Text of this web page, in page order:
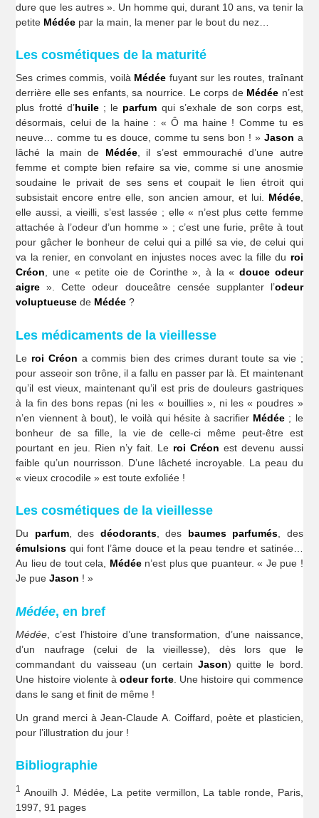
dure que les autres ». Un homme qui, durant 10 ans, va tenir la
petite Médée par la main, la mener par le bout du nez…
Les cosmétiques de la maturité
Ses crimes commis, voilà Médée fuyant sur les routes, traînant
derrière elle ses enfants, sa nourrice. Le corps de Médée n’est
plus frotté d’huile; le parfum qui s’exhale de son corps est,
désormais, celui de la haine : « Ô ma haine ! Comme tu es
neuve… comme tu es douce, comme tu sens bon ! » Jason a
lâché la main de Médée, il s’est emmouraché d’une autre
femme et compte bien refaire sa vie, comme si une anosmie
soudaine le privait de ses sens et coupait le lien étroit qui
subsistait encore entre elle, son ancien amour, et lui. Médée,
elle aussi, a vieilli, s’est lassée ; elle « n’est plus cette femme
attachée à l’odeur d’un homme » ; c’est une furie, prête à tout
pour gâcher le bonheur de celui qui a pillé sa vie, de celui qui
va la renier, en convolant en injustes noces avec la fille du roi
Créon, une « petite oie de Corinthe », à la « douce odeur
aigre ». Cette odeur douceâtre censée supplanter l’odeur
voluptueuse de Médée ?
Les médicaments de la vieillesse
Le roi Créon a commis bien des crimes durant toute sa vie ;
pour asseoir son trône, il a fallu en passer par là. Et maintenant
qu’il est vieux, maintenant qu’il est pris de douleurs gastriques
à la fin des bons repas (ni les « bouillies », ni les « poudres »
n’en viennent à bout), le voilà qui hésite à sacrifier Médée ; le
bonheur de sa fille, la vie de celle-ci même peut-être est
pourtant en jeu. Rien n’y fait. Le roi Créon est devenu aussi
faible qu’un nourrisson. D’une lâcheté incroyable. La peau du
« vieux crocodile » est toute exfoliée !
Les cosmétiques de la vieillesse
Du parfum, des déodorants, des baumes parfumés, des
émulsions qui font l’âme douce et la peau tendre et satinée…
Au lieu de tout cela, Médée n’est plus que puanteur. « Je pue !
Je pueJason ! »
Médée, en bref
Médée , c’est l’histoire d’une transformation, d’une naissance,
d’un naufrage (celui de la vieillesse), dès lors que le
commandant du vaisseau (un certain Jason) quitte le bord.
Une histoire violente à odeur forte . Une histoire qui commence
dans le sang et finit de même !
Un grand merci à Jean-Claude A. Coiffard, poète et plasticien,
pour l’illustration du jour !
Bibliographie
1
Anouilh J. Médée, La petite vermillon, La table ronde, Paris,
1997, 91 pages